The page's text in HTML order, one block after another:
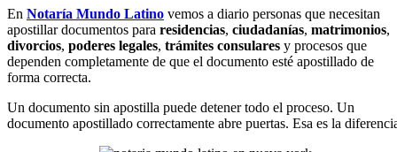
En Notaría Mundo Latino vemos a diario personas que necesitan
apostillar documentos para residencias, ciudadanías, matrimonios,
divorcios, poderes legales, trámites consulares y procesos que
dependen completamente de que el documento esté apostillado de
forma correcta.
Un documento sin apostilla puede detener todo el proceso. Un
documento apostillado correctamente abre puertas. Esa es la